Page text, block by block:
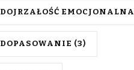
DOJRZAŁOŚĆ EMOCJONALNA
DOPASOWANIE (3)